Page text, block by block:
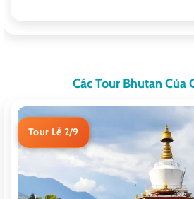
Các Tour Bhutan Của
Tour Lễ 2/9